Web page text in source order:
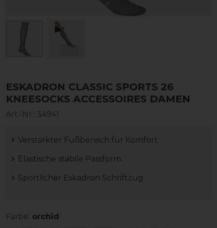
ESKADRON CLASSIC SPORTS 26
KNEESOCKS ACCESSOIRES DAMEN
Art.-Nr.: 34941
Verstärkter Fußbereich für Komfort
Elastische stabile Passform
Sportlicher Eskadron Schriftzug
Farbe: orchid